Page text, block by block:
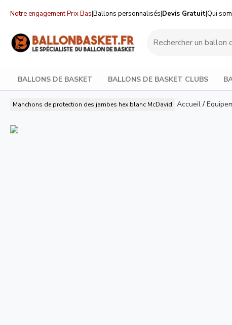
Notre engagement Prix Bas|Ballons personnalisés|Devis Gratuit|Qui
BALLONS DE BASKET BALLONS DE BASKET CLUBS
Manchons de protection des jambes hex blanc McDavid Accueil /